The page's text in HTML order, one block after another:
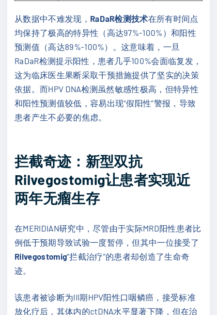
从数据中不难发现， RaDaR检测技术在所有时间点
均保持了极高的特异性（高达97%-100%）和阳性
预测值（高达89%-100%）。这意味着，一旦
RaDaR检测提示阳性，患者几乎100%会面临复发，
这为临床医生果断采取干预措施提供了坚实的决策
依据。而HPV DNA检测虽然敏感性极高，但特异性
和阳性预测值较低，容易出现“假阳性”警报，导致
患者产生不必要的焦虑。
拦截奇迹：新型双抗
Rilvegostomig让患者实现近
两年无瘤生存
在MERIDIAN研究中，尽管由于实际MRD阳性患者比
例低于预期导致试验一度暂停，但其中一位接受了
Rilvegostomig“拦截治疗”的患者却创造了生命奇
迹。
该患者被诊断为III期HPV阳性口咽鳞癌，接受标准
放化疗后，其体内的ctDNA水平显著下降，但在治